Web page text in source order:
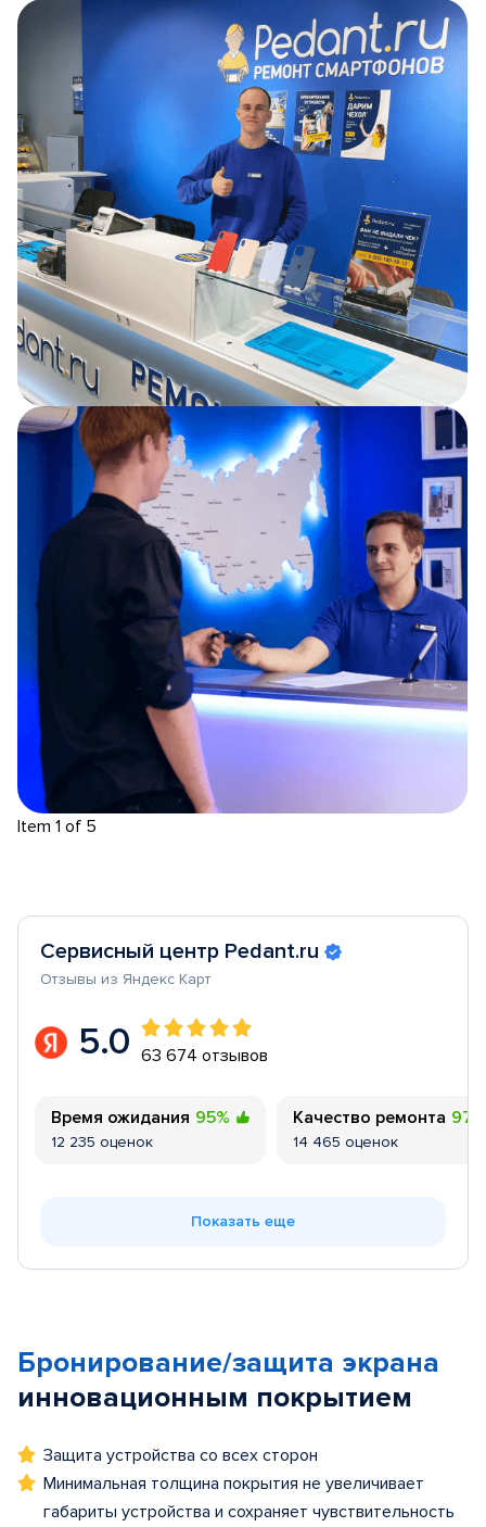
Item 1 of 5
Сервисный центр Pedant.ru
Отзывы из Яндекс Карт
5.0 63 674 отзывов
Время ожидания 95%
12 235 оценок
Качество ремонта 97%
14 465 оценок
Показать еще
Бронирование/защита экрана
инновационным покрытием
Защита устройства со всех сторон
Минимальная толщина покрытия не увеличивает
габариты устройства и сохраняет чувствительность